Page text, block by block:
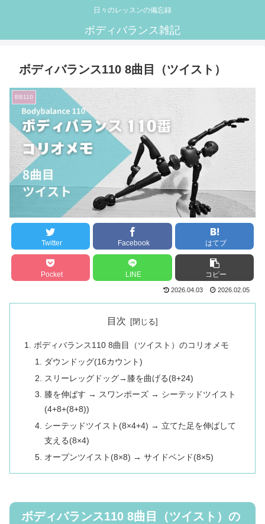
日々のレッスンの備忘録
ボディバランス雑記
ボディバランス110 8曲目（ツイスト）
BB110
Twitter Facebook はてブ
Pocket LINE コピー
2026.04.03 2026.02.05
目次
ボディバランス110 8曲目（ツイスト）のコリオメモ
ダウンドッグ(16カウント)
スリーレッグドッグ→膝を曲げる(8+24)
膝を伸ばす → スワンポーズ → シーテッドツイスト
(4+8+(8+8))
シーテッドツイスト(8×4+4) → 立てた足を伸ばして
支える(8×4)
オープンツイスト(8×8) → サイドベンド(8×5)
ボディバランス110 8曲目（ツイスト）の